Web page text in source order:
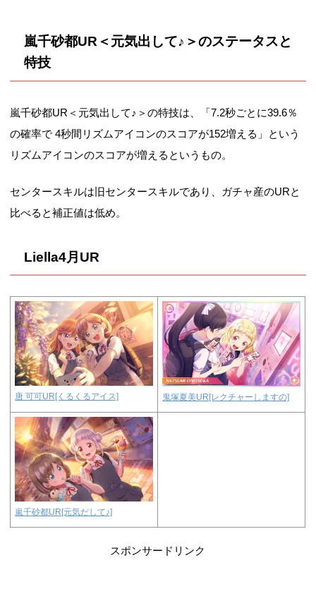
嵐千砂都UR＜元気出して♪＞のステータスと
特技
嵐千砂都UR＜元気出して♪＞の特技は、「7.2秒ごとに39.6％
の確率で 4秒間リズムアイコンのスコアが152増える」という
リズムアイコンのスコアが増えるというもの。
センタースキルは旧センタースキルであり、ガチャ産のURと
比べると補正値は低め。
Liella4月UR
唐 可可UR[くるくるアイス] 鬼塚夏美UR[レクチャーしますの]
嵐千砂都UR[元気だして♪]
スポンサードリンク